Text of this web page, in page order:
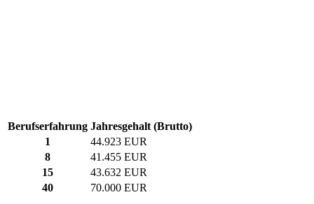
Berufserfahrung Jahresgehalt (Brutto)
1
44.923 EUR
8
41.455 EUR
15
43.632 EUR
40
70.000 EUR